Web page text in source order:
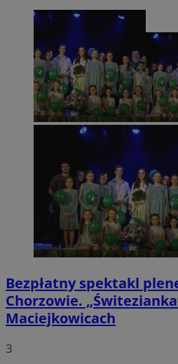
Bezpłatny spektakl
Chorzowie.
Maciejkowicach
3